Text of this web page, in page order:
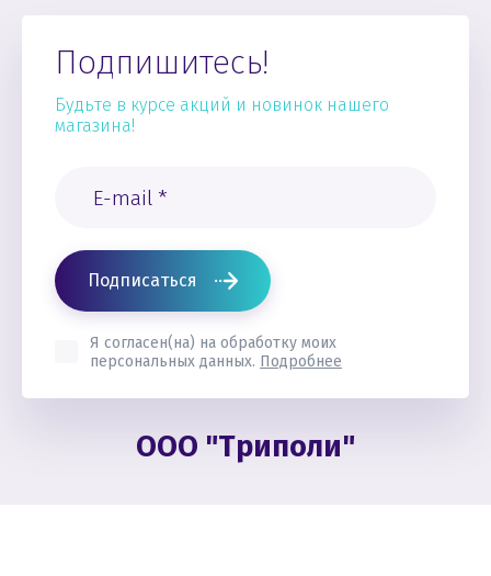
Подпишитесь!
Будьте в курсе акций и новинок нашего
магазина!
Я согласен(на) на обработку моих
персональных данных. Подробнее
Подписаться
ООО "Триполи"